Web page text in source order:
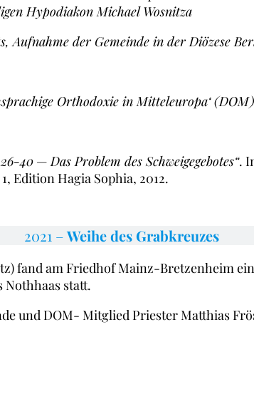
Hypodiakon Michael Wosnitza
der Gemeinde in der Diözese
Orthodoxie in Mitteleuropa‘ (DOM)
40 — Das Problem des Schweigegebotes“.
Edition Hagia Sophia, 2012.
2021 –Weihe des Grabkreuzes
fand am Friedhof Mainz-Bretzenheim
statt.
und DOM- Mitglied Priester Matthias